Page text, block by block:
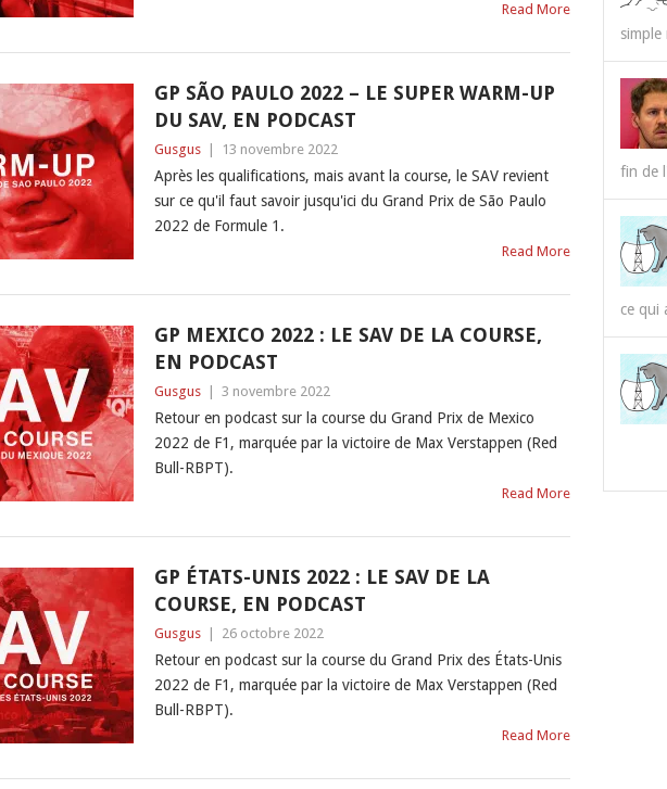
Read More
GP SÃO PAULO 2022 – LE SUPER WARM-UP
DU SAV, EN PODCAST
Gusgus 13 novembre 2022
Après les qualifications, mais avant la course, le SAV revient
sur ce qu'il faut savoir jusqu'ici du Grand Prix de São Paulo
2022 de Formule 1.
Read More
GP MEXICO 2022 : LE SAV DE LA COURSE,
EN PODCAST
Gusgus 3 novembre 2022
Retour en podcast sur la course du Grand Prix de Mexico
2022 de F1, marquée par la victoire de Max Verstappen (Red
Bull-RBPT).
Read More
GP ÉTATS-UNIS 2022 : LE SAV DE LA
COURSE, EN PODCAST
Gusgus 26 octobre 2022
Retour en podcast sur la course du Grand Prix des États-Unis
2022 de F1, marquée par la victoire de Max Verstappen (Red
Bull-RBPT).
Read More
simple
fin de
ce qui